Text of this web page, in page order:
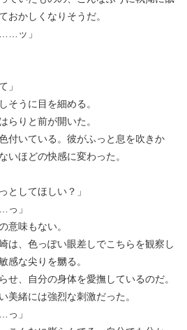
おかしくなりそうだ。
ッ」
」
そうに目を細める。
らりと前が開いた。
付いている。彼がふっと息を吹きか
いほどの快感に変わった。
としてほしい？」
」
意味もない。
は、色っぽい眼差しでこちらを観察し
感な尖りを嬲る。
せ、自分の身体を愛撫しているのだ。
美緒には強烈な刺激だった。
」